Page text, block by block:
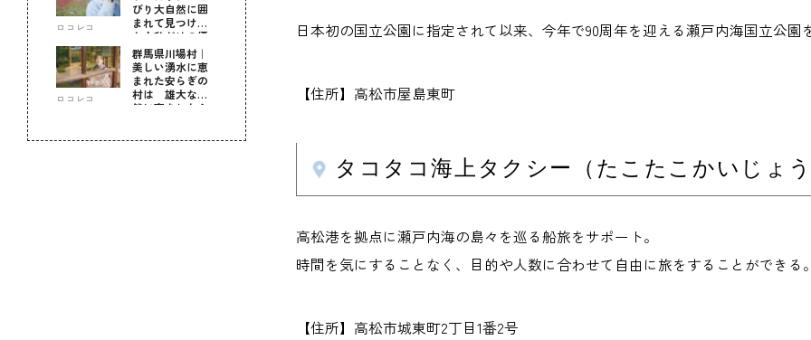
ロコレコ
びり大自然に囲
まれて見つけ
た！私だけの優
しい自分時間
ロコレコ
群馬県川場村｜
美しい湧水に恵
まれた安らぎの
村は 雄大な自
然に育まれた心
日本初の国立公園に指定されて以来、今年で90周年を迎える瀬戸内海国立公園
【住所】高松市屋島東町
タコタコ海上タクシー（たこたこかいじょう
高松港を拠点に瀬戸内海の島々を巡る船旅をサポート。
時間を気にすることなく、目的や人数に合わせて自由に旅をすることができる。
【住所】高松市城東町2丁目1番2号